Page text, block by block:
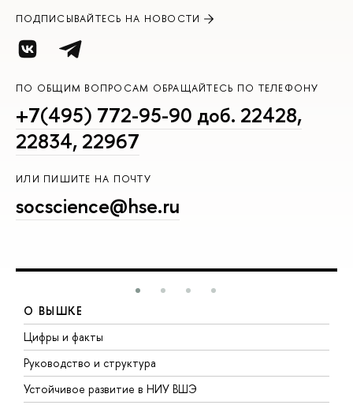
ПОДПИСЫВАЙТЕСЬ НА НОВОСТИ
ПО ОБЩИМ ВОПРОСАМ ОБРАЩАЙТЕСЬ ПО ТЕЛЕФОНУ
+7(495) 772-95-90 доб. 22428,
22834, 22967
ИЛИ ПИШИТЕ НА ПОЧТУ
socscience@hse.ru
О ВЫШКЕ
Цифры и факты
Руководство и структура
Устойчивое развитие в НИУ ВШЭ